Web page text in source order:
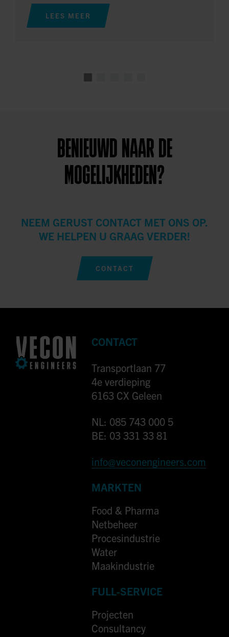
LEES MEER
BENIEUWD NAAR DE
MOGELIJKHEDEN?
NEEM GERUST CONTACT MET ONS OP.
WE HELPEN U GRAAG VERDER!
CONTACT
CONTACT
Transportlaan 77
4e verdieping
6163 CX Geleen
NL: 085 743 000 5
BE: 03 331 33 81
info@veconengineers.com
MARKTEN
Food & Pharma
Netbeheer
Procesindustrie
Water
Maakindustrie
FULL-SERVICE
Projecten
Consultancy